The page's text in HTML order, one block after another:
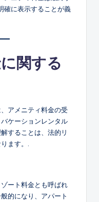
確に表示することが義
関する
アメニティ料金の受
ケーションレンタル
することは、法的リ
ます。.
ート料金とも呼ばれ
的になり、アパート